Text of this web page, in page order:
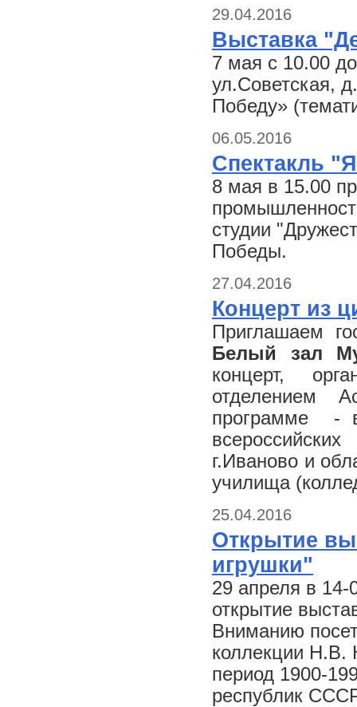
29.04.2016
Выставка
7 мая c 10.00
ул.Советская,
Победу»
06.05.2016
Спектакль
8 мая в 15.00
студии
Победы.
27.04.2016
Концерт из
Приглашаем
Белый зал
концерт,
отделением
программе -
г.Иваново и
училища
25.04.2016
Открытие
игрушки"
29 апреля в
открытие
Вниманию
коллекции Н.В.
период 1900-
республик